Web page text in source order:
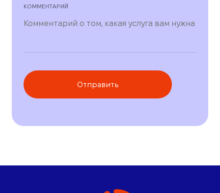
КОММЕНТАРИЙ
Отправить